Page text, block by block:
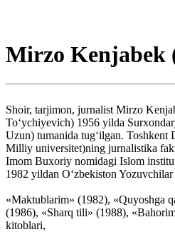
Mirzo Kenjabek
Shoir, tarjimon, jurnalist Mirzo
To‘ychiyevich) 1956 yilda
Uzun) tumanida tug‘ilgan. Toshkent
Milliy universitet)ning jurnalistika
Imom Buxoriy nomidagi Islom
1982 yildan O‘zbekiston Yozuvchilar
«Maktublarim» (1982), «Quyoshga
(1986), «Sharq tili» (1988),
kitoblari,